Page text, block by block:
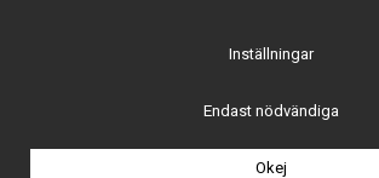
Inställningar
Endast nödvändiga
Okej